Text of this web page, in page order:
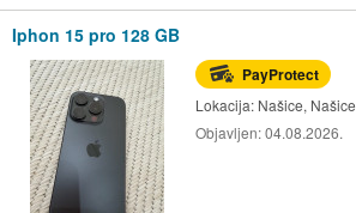
Iphon 15 pro 128 GB
PayProtect
Lokacija: Našice, Našice
Objavljen:04.08.2026.